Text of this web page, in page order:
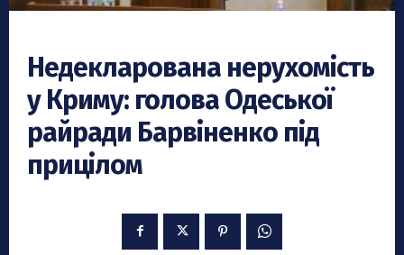
Недекларована нерухомість
у Криму: голова Одеської
райради Барвіненко під
прицілом